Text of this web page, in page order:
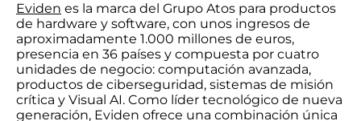
Eviden es la marca del Grupo Atos para productos
de hardware y software, con unos ingresos de
aproximadamente 1.000 millones de euros,
presencia en 36 países y compuesta por cuatro
unidades de negocio: computación avanzada,
productos de ciberseguridad, sistemas de misión
crítica y Visual AI. Como líder tecnológico de nueva
generación, Eviden ofrece una combinación única